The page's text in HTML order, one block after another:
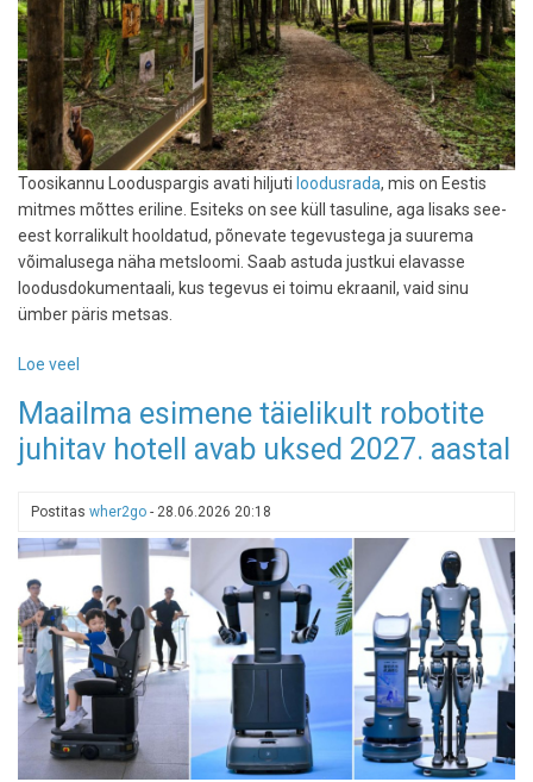
Toosikannu Looduspargis avati hiljuti loodusrada, mis on Eestis
mitmes mõttes eriline. Esiteks on see küll tasuline, aga lisaks see-
eest korralikult hooldatud, põnevate tegevustega ja suurema
võimalusega näha metsloomi. Saab astuda justkui elavasse
loodusdokumentaali, kus tegevus ei toimu ekraanil, vaid sinu
ümber päris metsas.
Loe veel
avas
väravad
põnev
loodusrada
Maailma esimene täielikult robotite
juhitav hotell avab uksed 2027. aastal
Postitas wher2go - 28.06.2026 20:18